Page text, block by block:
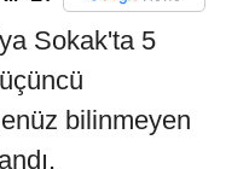
Sokak'ta 5
bilinmeyen